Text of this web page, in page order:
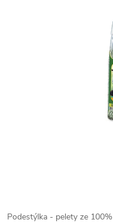
Podestýlka - pelety ze